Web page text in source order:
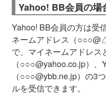
Yahoo! BB会員の場
Yahoo! BB会員の方は受
ネームアドレス（
で、マイネームアドレス
（○○○@yahoo.co.jp）、
（○○○@ybb.ne.jp）の3
ルを受信できます。